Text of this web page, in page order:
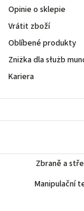
Opinie o sklepie
Vrátit zboží
Oblíbené produkty
Zniżka dla służb
Kariera
Zbraně a
Manipulační